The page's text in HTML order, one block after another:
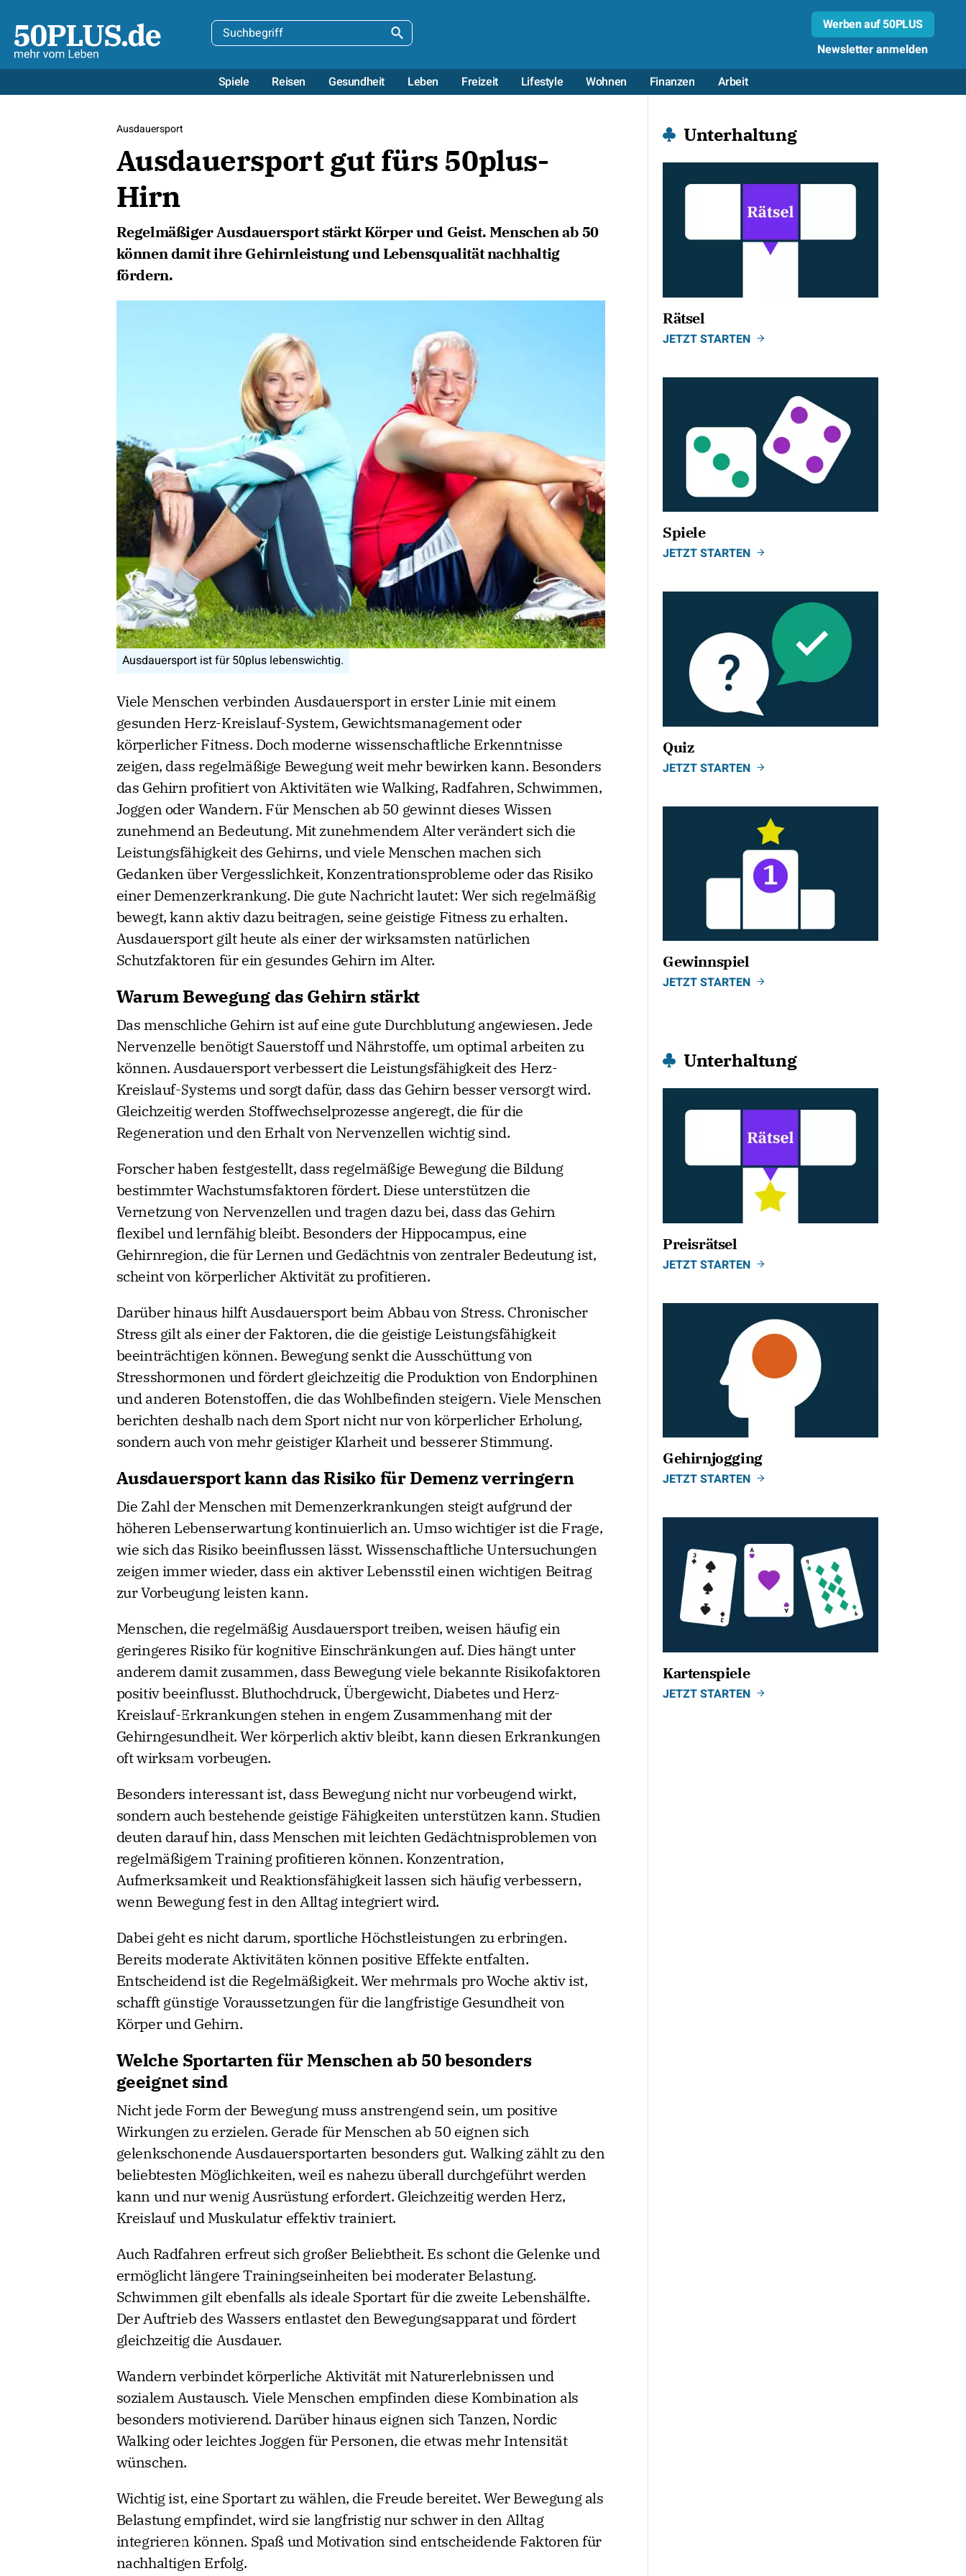
Werben auf 50PLUS
Newsletter anmelden
Spiele
Reisen Gesundheit Leben Freizeit Lifestyle Wohnen Finanzen Arbeit
Ausdauersport
Ausdauersport gut fürs 50plus-
Hirn
Regelmäßiger Ausdauersport stärkt Körper und Geist. Menschen ab 50
können damit ihre Gehirnleistung und Lebensqualität nachhaltig
fördern.
Ausdauersport ist für 50plus lebenswichtig.
Viele Menschen verbinden Ausdauersport in erster Linie mit einem
gesunden Herz-Kreislauf-System, Gewichtsmanagement oder
körperlicher Fitness. Doch moderne wissenschaftliche Erkenntnisse
zeigen, dass regelmäßige Bewegung weit mehr bewirken kann. Besonders
das Gehirn profitiert von Aktivitäten wie Walking, Radfahren, Schwimmen,
Joggen oder Wandern. Für Menschen ab 50 gewinnt dieses Wissen
zunehmend an Bedeutung. Mit zunehmendem Alter verändert sich die
Leistungsfähigkeit des Gehirns, und viele Menschen machen sich
Gedanken über Vergesslichkeit, Konzentrationsprobleme oder das Risiko
einer Demenzerkrankung. Die gute Nachricht lautet: Wer sich regelmäßig
bewegt, kann aktiv dazu beitragen, seine geistige Fitness zu erhalten.
Ausdauersport gilt heute als einer der wirksamsten natürlichen
Schutzfaktoren für ein gesundes Gehirn im Alter.
Warum Bewegung das Gehirn stärkt
Das menschliche Gehirn ist auf eine gute Durchblutung angewiesen. Jede
Nervenzelle benötigt Sauerstoff und Nährstoffe, um optimal arbeiten zu
können. Ausdauersport verbessert die Leistungsfähigkeit des Herz-
Kreislauf-Systems und sorgt dafür, dass das Gehirn besser versorgt wird.
Gleichzeitig werden Stoffwechselprozesse angeregt, die für die
Regeneration und den Erhalt von Nervenzellen wichtig sind.
Forscher haben festgestellt, dass regelmäßige Bewegung die Bildung
bestimmter Wachstumsfaktoren fördert. Diese unterstützen die
Vernetzung von Nervenzellen und tragen dazu bei, dass das Gehirn
flexibel und lernfähig bleibt. Besonders der Hippocampus, eine
Gehirnregion, die für Lernen und Gedächtnis von zentraler Bedeutung ist,
scheint von körperlicher Aktivität zu profitieren.
Darüber hinaus hilft Ausdauersport beim Abbau von Stress. Chronischer
Stress gilt als einer der Faktoren, die die geistige Leistungsfähigkeit
beeinträchtigen können. Bewegung senkt die Ausschüttung von
Stresshormonen und fördert gleichzeitig die Produktion von Endorphinen
und anderen Botenstoffen, die das Wohlbefinden steigern. Viele Menschen
berichten deshalb nach dem Sport nicht nur von körperlicher Erholung,
sondern auch von mehr geistiger Klarheit und besserer Stimmung.
Ausdauersport kann das Risiko für Demenz verringern
Die Zahl der Menschen mit Demenzerkrankungen steigt aufgrund der
höheren Lebenserwartung kontinuierlich an. Umso wichtiger ist die Frage,
wie sich das Risiko beeinflussen lässt. Wissenschaftliche Untersuchungen
zeigen immer wieder, dass ein aktiver Lebensstil einen wichtigen Beitrag
zur Vorbeugung leisten kann.
Menschen, die regelmäßig Ausdauersport treiben, weisen häufig ein
geringeres Risiko für kognitive Einschränkungen auf. Dies hängt unter
anderem damit zusammen, dass Bewegung viele bekannte Risikofaktoren
positiv beeinflusst. Bluthochdruck, Übergewicht, Diabetes und Herz-
Kreislauf-Erkrankungen stehen in engem Zusammenhang mit der
Gehirngesundheit. Wer körperlich aktiv bleibt, kann diesen Erkrankungen
oft wirksam vorbeugen.
Besonders interessant ist, dass Bewegung nicht nur vorbeugend wirkt,
sondern auch bestehende geistige Fähigkeiten unterstützen kann. Studien
deuten darauf hin, dass Menschen mit leichten Gedächtnisproblemen von
regelmäßigem Training profitieren können. Konzentration,
Aufmerksamkeit und Reaktionsfähigkeit lassen sich häufig verbessern,
wenn Bewegung fest in den Alltag integriert wird.
Dabei geht es nicht darum, sportliche Höchstleistungen zu erbringen.
Bereits moderate Aktivitäten können positive Effekte entfalten.
Entscheidend ist die Regelmäßigkeit. Wer mehrmals pro Woche aktiv ist,
schafft günstige Voraussetzungen für die langfristige Gesundheit von
Körper und Gehirn.
Welche Sportarten für Menschen ab 50 besonders
geeignet sind
Nicht jede Form der Bewegung muss anstrengend sein, um positive
Wirkungen zu erzielen. Gerade für Menschen ab 50 eignen sich
gelenkschonende Ausdauersportarten besonders gut. Walking zählt zu den
beliebtesten Möglichkeiten, weil es nahezu überall durchgeführt werden
kann und nur wenig Ausrüstung erfordert. Gleichzeitig werden Herz,
Kreislauf und Muskulatur effektiv trainiert.
Auch Radfahren erfreut sich großer Beliebtheit. Es schont die Gelenke und
ermöglicht längere Trainingseinheiten bei moderater Belastung.
Schwimmen gilt ebenfalls als ideale Sportart für die zweite Lebenshälfte.
Der Auftrieb des Wassers entlastet den Bewegungsapparat und fördert
gleichzeitig die Ausdauer.
Wandern verbindet körperliche Aktivität mit Naturerlebnissen und
sozialem Austausch. Viele Menschen empfinden diese Kombination als
besonders motivierend. Darüber hinaus eignen sich Tanzen, Nordic
Walking oder leichtes Joggen für Personen, die etwas mehr Intensität
wünschen.
Wichtig ist, eine Sportart zu wählen, die Freude bereitet. Wer Bewegung als
Belastung empfindet, wird sie langfristig nur schwer in den Alltag
integrieren können. Spaß und Motivation sind entscheidende Faktoren für
nachhaltigen Erfolg.
Unterhaltung
Rätsel
JETZT STARTEN
Spiele
JETZT STARTEN
Quiz
JETZT STARTEN
Gewinnspiel
JETZT STARTEN
Unterhaltung
Preisrätsel
JETZT STARTEN
Gehirnjogging
JETZT STARTEN
Kartenspiele
JETZT STARTEN